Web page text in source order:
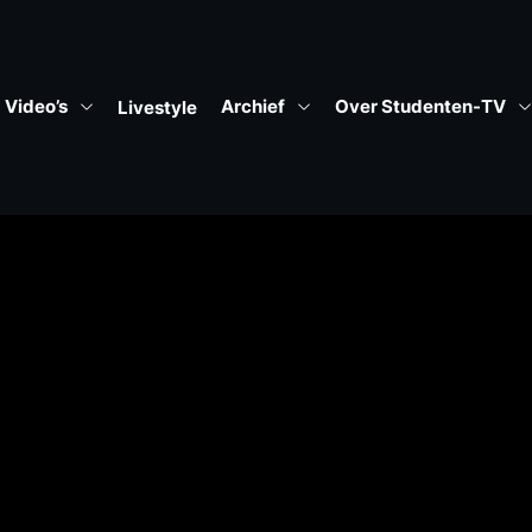
Video’s Livestyle Archief Over Studenten-TV